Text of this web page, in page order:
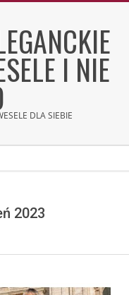
I NIE
DLA SIEBIE
2023